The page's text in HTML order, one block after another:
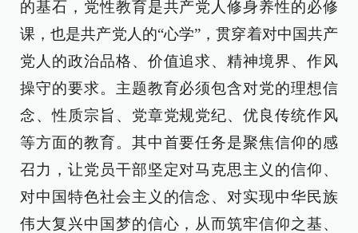
的基石，党性教育是共产党人修身养性的必修
课，也是共产党人的“心学”，贯穿着对中国共产
党人的政治品格、价值追求、精神境界、作风
操守的要求。主题教育必须包含对党的理想信
念、性质宗旨、党章党规党纪、优良传统作风
等方面的教育。其中首要任务是聚焦信仰的感
召力，让党员干部坚定对马克思主义的信仰、
对中国特色社会主义的信念、对实现中华民族
伟大复兴中国梦的信心，从而筑牢信仰之基、